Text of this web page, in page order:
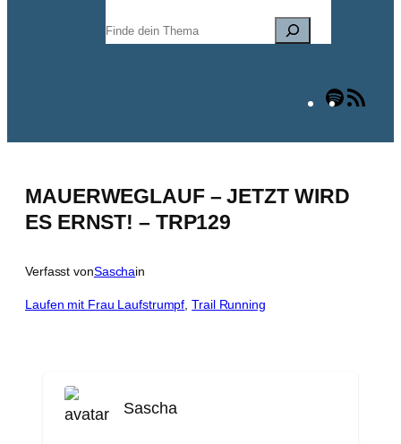
Suchen
Spotify
MAUERWEGLAUF – JETZT WIRD
ES ERNST! – TRP129
Verfasst vonSaschain
Laufen mit Frau Laufstrumpf, Trail Running
Sascha